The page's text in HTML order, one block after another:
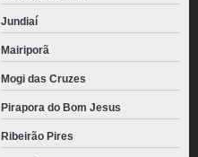
Jundiaí
Mairiporã
Mogi das Cruzes
Pirapora do Bom Jesus
Ribeirão Pires